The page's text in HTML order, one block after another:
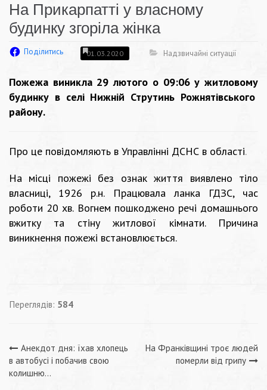
На Прикарпатті у власному
будинку згоріла жінка
Поділитись 01.03.2020 Надзвичайні ситуації
Пожежа виникла 29 лютого о 09:06 у житловому
будинку в селі Нижній Струтинь Рожнятівського
району.
Про це повідомляють в Управлінні ДСНС в області.
На місці пожежі без ознак життя виявлено тіло
власниці, 1926 р.н. Працювала ланка ГДЗС, час
роботи 20 хв. Вогнем пошкоджено речі домашнього
вжитку та стіну житлової кімнати. Причина
виникнення пожежі встановлюється.
Переглядів: 584
Навігація
записів
Анекдот дня: їхав хлопець
в автобусі і побачив свою
колишню…
На Франківщині троє людей
померли від грипу